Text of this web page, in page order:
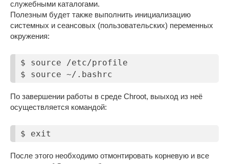
служебными каталогами.
Полезным будет также выполнить инициализацию
системных и сеансовых (пользовательских) переменных
окружения:
$ source /etc/profile
$ source ~/.bashrc
По завершении работы в среде Chroot, выыход из неё
осуществляется командой:
$ exit
После этого необходимо отмонтировать корневую и все